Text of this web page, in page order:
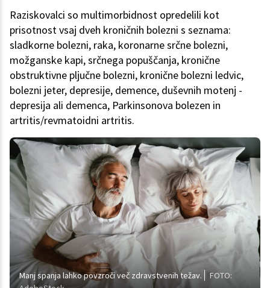
Raziskovalci so multimorbidnost opredelili kot
prisotnost vsaj dveh kroničnih bolezni s seznama:
sladkorne bolezni, raka, koronarne srčne bolezni,
možganske kapi, srčnega popuščanja, kronične
obstruktivne pljučne bolezni, kronične bolezni ledvic,
bolezni jeter, depresije, demence, duševnih motenj -
depresija ali demenca, Parkinsonova bolezen in
artritis/revmatoidni artritis.
Manj spanja lahko povzroči več zdravstvenih težav.
FOTO: